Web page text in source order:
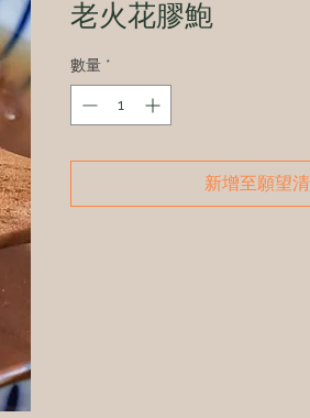
老火花膠鮑
數量 *
新增至願望